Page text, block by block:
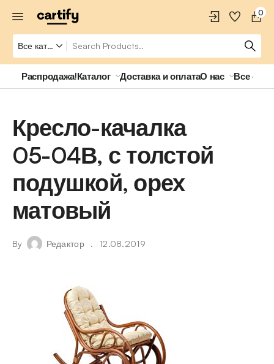
0
Распродажа!Каталог Доставка и оплатаО нас Все о
Кресло-качалка
05-04В, с толстой
подушкой, орех
матовый
By Редактор 12.08.2019